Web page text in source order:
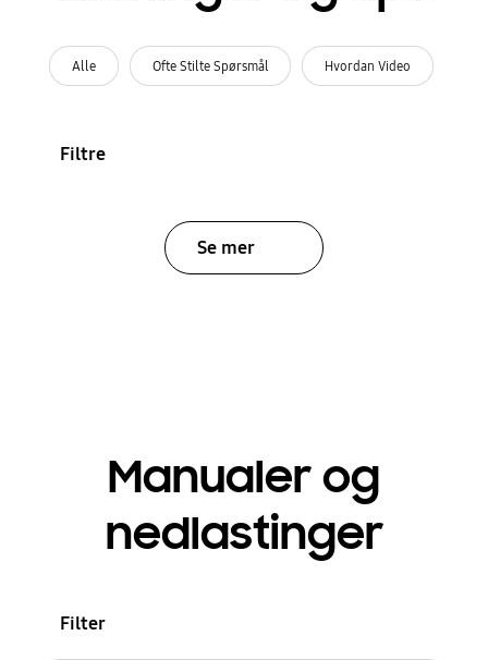
Alle Ofte Stilte Spørsmål Hvordan Video
Filtre
Se mer
Manualer og
nedlastinger
Filter